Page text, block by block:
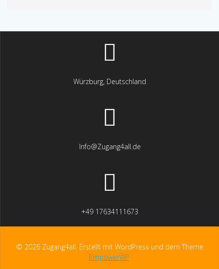
Würzburg, Deutschland
Info@Zugang4all.de
+49 17634111673
© 2026 Zugang4all. Erstellt mit WordPress und dem Theme
EmpowerWP.